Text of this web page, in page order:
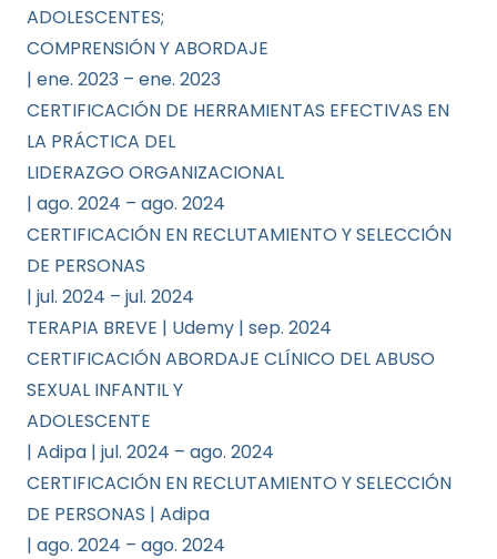
ADOLESCENTES;
COMPRENSIÓN Y ABORDAJE
| ene. 2023 – ene. 2023
CERTIFICACIÓN DE HERRAMIENTAS EFECTIVAS EN
LA PRÁCTICA DEL
LIDERAZGO ORGANIZACIONAL
| ago. 2024 – ago. 2024
CERTIFICACIÓN EN RECLUTAMIENTO Y SELECCIÓN
DE PERSONAS
| jul. 2024 – jul. 2024
TERAPIA BREVE | Udemy | sep. 2024
CERTIFICACIÓN ABORDAJE CLÍNICO DEL ABUSO
SEXUAL INFANTIL Y
ADOLESCENTE
| Adipa | jul. 2024 – ago. 2024
CERTIFICACIÓN EN RECLUTAMIENTO Y SELECCIÓN
DE PERSONAS | Adipa
| ago. 2024 – ago. 2024